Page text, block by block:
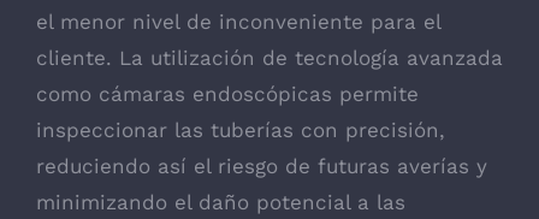
el menor nivel de inconveniente para el
cliente. La utilización de tecnología avanzada
como cámaras endoscópicas permite
inspeccionar las tuberías con precisión,
reduciendo así el riesgo de futuras averías y
minimizando el daño potencial a las